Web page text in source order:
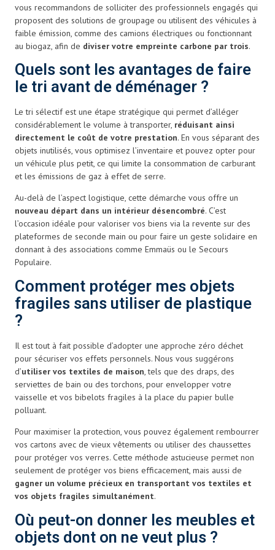
vous recommandons de solliciter des professionnels engagés qui
proposent des solutions de groupage ou utilisent des véhicules à
faible émission, comme des camions électriques ou fonctionnant
au biogaz, afin de diviser votre empreinte carbone par trois.
Quels sont les avantages de faire
le tri avant de déménager ?
Le tri sélectif est une étape stratégique qui permet d’alléger
considérablement le volume à transporter, réduisant ainsi
directement le coût de votre prestation. En vous séparant des
objets inutilisés, vous optimisez l’inventaire et pouvez opter pour
un véhicule plus petit, ce qui limite la consommation de carburant
et les émissions de gaz à effet de serre.
Au-delà de l’aspect logistique, cette démarche vous offre un
nouveau départ dans un intérieur désencombré. C’est
l’occasion idéale pour valoriser vos biens via la revente sur des
plateformes de seconde main ou pour faire un geste solidaire en
donnant à des associations comme Emmaüs ou le Secours
Populaire.
Comment protéger mes objets
fragiles sans utiliser de plastique
?
Il est tout à fait possible d’adopter une approche zéro déchet
pour sécuriser vos effets personnels. Nous vous suggérons
d’utiliser vos textiles de maison, tels que des draps, des
serviettes de bain ou des torchons, pour envelopper votre
vaisselle et vos bibelots fragiles à la place du papier bulle
polluant.
Pour maximiser la protection, vous pouvez également rembourrer
vos cartons avec de vieux vêtements ou utiliser des chaussettes
pour protéger vos verres. Cette méthode astucieuse permet non
seulement de protéger vos biens efficacement, mais aussi de
gagner un volume précieux en transportant vos textiles et
vos objets fragiles simultanément.
Où peut-on donner les meubles et
objets dont on ne veut plus ?